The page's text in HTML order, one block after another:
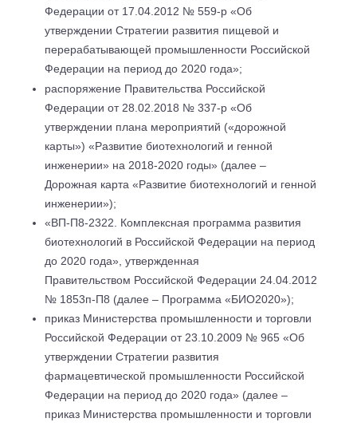
Федерации от 17.04.2012 № 559-р «Об
утверждении Стратегии развития пищевой и
перерабатывающей промышленности Российской
Федерации на период до 2020 года»;
распоряжение Правительства Российской
Федерации от 28.02.2018 № 337-р «Об
утверждении плана мероприятий («дорожной
карты») «Развитие биотехнологий и генной
инженерии» на 2018-2020 годы» (далее –
Дорожная карта «Развитие биотехнологий и генной
инженерии»);
«ВП-П8-2322. Комплексная программа развития
биотехнологий в Российской Федерации на период
до 2020 года», утвержденная
Правительством Российской Федерации 24.04.2012
№ 1853п-П8 (далее – Программа «БИО2020»);
приказ Министерства промышленности и торговли
Российской Федерации от 23.10.2009 № 965 «Об
утверждении Стратегии развития
фармацевтической промышленности Российской
Федерации на период до 2020 года» (далее –
приказ Министерства промышленности и торговли